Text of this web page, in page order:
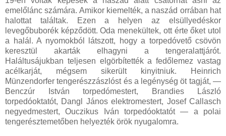
emelőlánc számára. Amikor kiemelték, a naszád orrában hat
halottat találtak. Ezen a helyen az elsüllyedéskor
levegőbuborék képződött. Oda menekültek, ott érte őket utol
a halál. A nyomokból látszott, hogy a torpedóvető csövön
keresztül akarták elhagyni a tengeralattjárót.
Haláltusájukban teljesen elgörbítették a fedőlemez vastag
acélkarját, mégsem sikerült kinyitniuk. Heinrich
Münzendorfer tengerészzászlóst és a legénység öt tagját, —
Benczúr István torpedómestert, Brandies László
torpedóoktatót, Dangl János elektromestert, Josef Callasch
negyedmestert, Ouczikus Iván torpedóoktatót — a polai
tengerésztemetőben helyezték örök nyugalomra.